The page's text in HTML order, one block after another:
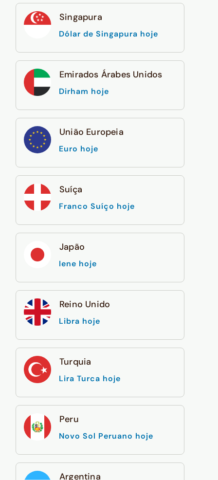
Singapura
Dólar de Singapura hoje
Emirados Árabes Unidos
Dirham hoje
União Europeia
Euro hoje
Suíça
Franco Suíço hoje
Japão
Iene hoje
Reino Unido
Libra hoje
Turquia
Lira Turca hoje
Peru
Novo Sol Peruano hoje
Argentina